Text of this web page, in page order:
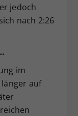
jedoch
nach 2:26
im
auf